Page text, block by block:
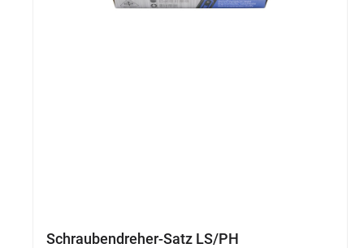
Schraubendreher-Satz LS/PH